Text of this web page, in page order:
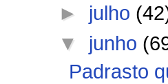
► julho
▼ junho
Padrasto